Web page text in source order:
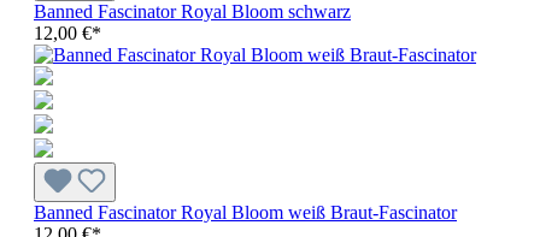
Banned Fascinator Royal Bloom schwarz
12,00 €*
Banned Fascinator Royal Bloom weiß Braut-Fascinator